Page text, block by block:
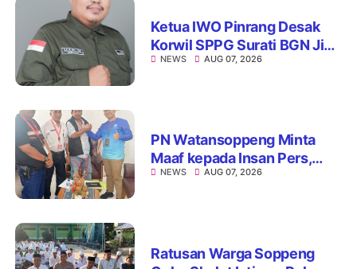
Ketua IWO Pinrang Desak
Korwil SPPG Surati BGN Jika
Ditemukan Dapur MBG Tak
NEWS AUG 07, 2026
PN Watansoppeng Minta
Maaf kepada Insan Pers,
Tegaskan Komitmen
NEWS AUG 07, 2026
Ratusan Warga Soppeng